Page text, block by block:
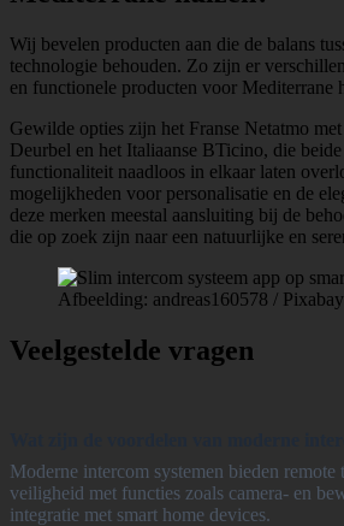
Wij bevelen producten aan die de balans
technologie behouden. Zo zijn er
en functionele producten voor Mediterrane
Gewilde opties zijn het Franse Netatmo
Deurbel en het Italiaanse BTicino, die beide
functionaliteit naadloos in elkaar laten
mogelijkheden voor personalisatie en de
deze merken meestal aansluiting bij de
die op zoek zijn naar een natuurlijke en
Afbeelding: andreas160578 / Pixabay
Veelgestelde vragen
Moderne intercom systemen bieden remote
veiligheid met functies zoals camera- en
integratie met smart home devices.